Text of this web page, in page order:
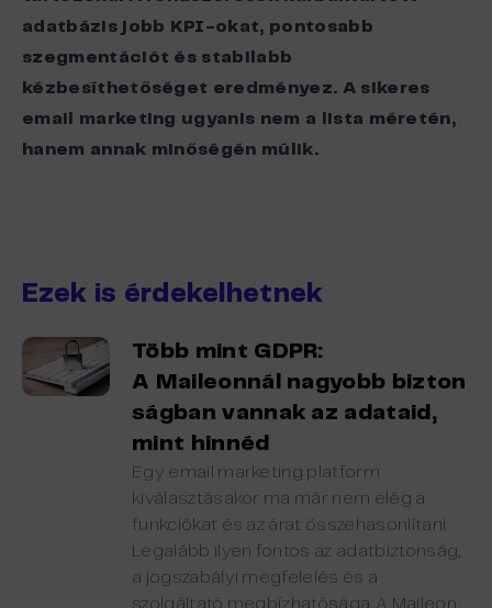
adatbázis jobb KPI-okat, pontosabb
szegmentációt és stabilabb
kézbesíthetőséget eredményez. A sikeres
email marketing ugyanis nem a lista méretén,
hanem annak minőségén múlik.
Ezek is érdekelhetnek
Több mint GDPR:
A Maileonnál nagyobb bizton
ságban vannak az adataid,
mint hinnéd
Egy email marketing platform
kiválasztásakor ma már nem elég a
funkciókat és az árat összehasonlítani.
Legalább ilyen fontos az adatbiztonság,
a jogszabályi megfelelés és a
szolgáltató megbízhatósága. A Maileon